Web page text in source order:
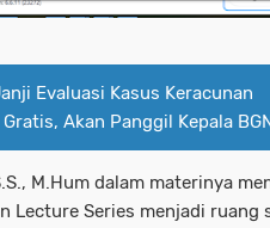
Evaluasi Kasus Keracunan
Akan Panggil Kepala BGN
M.Hum dalam materinya
Lecture Series menjadi